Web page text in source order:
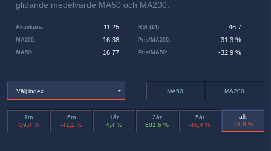
glidande medelvärde MA50 och MA200.
Aktiekurs: 11,25
MA50: 16,77
MA200: 16,38 Pris/MA200: -31,3 %
RSI (14): 46,7
Pris/MA50: -32,9 %
Välj index MA50 MA200
1m
-39,4 %
6m
-41,2 %
1år
4,4 %
3år
501,6 %
5år
-46,4 %
allt
-13,8 %